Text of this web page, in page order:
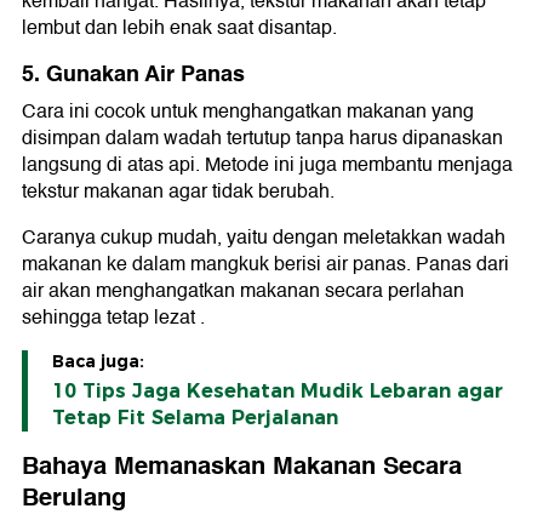
lembut dan lebih enak saat disantap.
5. Gunakan Air Panas
Cara ini cocok untuk menghangatkan makanan yang
disimpan dalam wadah tertutup tanpa harus dipanaskan
langsung di atas api. Metode ini juga membantu menjaga
tekstur makanan agar tidak berubah.
Caranya cukup mudah, yaitu dengan meletakkan wadah
makanan ke dalam mangkuk berisi air panas. Panas dari
air akan menghangatkan makanan secara perlahan
sehingga tetap lezat .
Baca juga:
10 Tips Jaga Kesehatan Mudik Lebaran agar
Tetap Fit Selama Perjalanan
Bahaya Memanaskan Makanan Secara
Berulang